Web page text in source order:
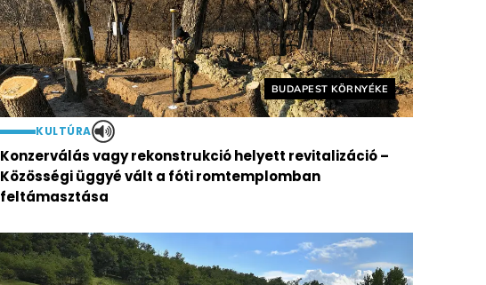
Helyszín címkék:
BUDAPEST KÖRNYÉKE
KULTÚRA
Konzerválás vagy rekonstrukció helyett revitalizáció –
Közösségi üggyé vált a fóti romtemplomban
feltámasztása